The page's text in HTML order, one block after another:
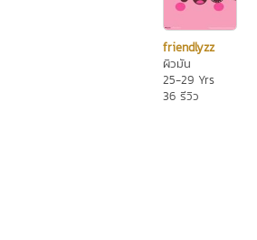
friendlyzz
ผิวมัน
25-29 Yrs
36 รีวิว